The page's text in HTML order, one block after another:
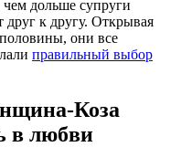
дольше супруги
друг к другу. Открывая
они все
правильный выбор
Коза
в любви